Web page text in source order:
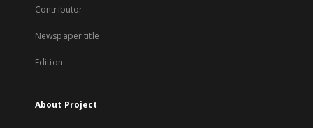
Contributor
Newspaper title
Edition
About Project